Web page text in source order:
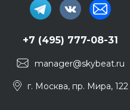
+7 (495) 777-08-31
manager@skybeat.ru
г. Москва, пр. Мира, 122